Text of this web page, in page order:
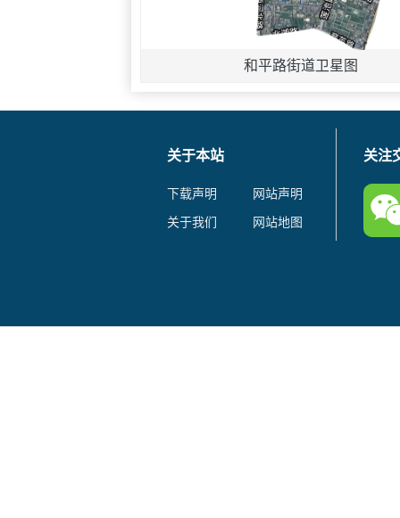
和平路街道卫星图
关于本站
下载声明
网站声明
关于我们
网站地图
关注